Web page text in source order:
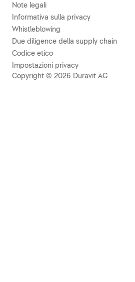
Note legali
Informativa sulla privacy
Whistleblowing
Due diligence della supply chain
Codice etico
Impostazioni privacy
Copyright © 2026 Duravit AG